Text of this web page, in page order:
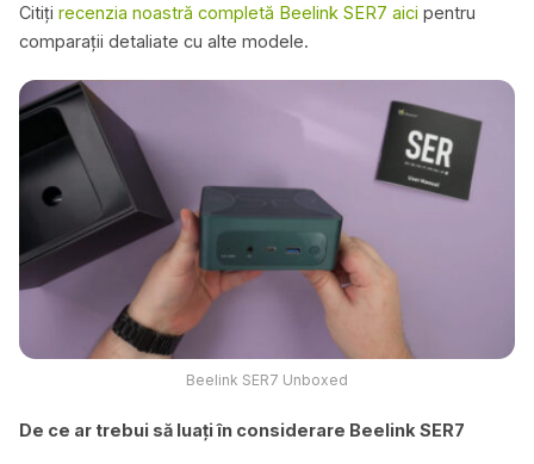
Citiți recenzia noastră completă Beelink SER7 aici pentru
comparații detaliate cu alte modele.
Beelink SER7 Unboxed
De ce ar trebui să luați în considerare Beelink SER7